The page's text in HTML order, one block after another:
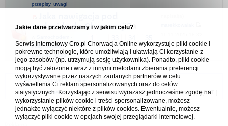
przepisy, uwagi
androida do Chorwacji?
trasy, noclegi,
przepisy, uwagi
Forum Chorwacja Online - Cro.pl
Usuń ciasteczka• Strefa czasowa: UTC + 1 (Polska - czas zimowy) [ DST
Jakie dane przetwarzamy i w jakim celu?
Serwis internetowy Cro.pl Chorwacja Online wykorzystuje pliki cookie i
pokrewne technologie, które umożliwiają i ułatwiają Ci korzystanie z
jego zasobów (np. utrzymują sesję użytkownika). Ponadto, pliki cookie
mogą być założone i wraz z innymi metodami zbierania preferencji
wykorzystywane przez naszych zaufanych partnerów w celu
wyświetlenia Ci reklam spersonalizowanych oraz do celów
statystycznych. Korzystając z serwisu wyrażasz jednocześnie zgodę na
wykorzystanie plików cookie i treści spersonalizowane, możesz
jednakże wyłączyć niektóre z plików cookies. Ewentualnie, możesz
wyłączyć pliki cookie w opcjach swojej przeglądarki internetowej.